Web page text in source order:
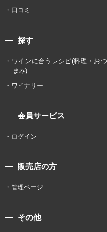
口コミ
探す
ワインに合うレシピ(料理・おつ
まみ)
ワイナリー
会員サービス
ログイン
販売店の方
管理ページ
その他